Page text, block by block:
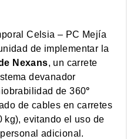
Celsia – PC Mejía
de implementar la
Nexans, un carrete
devanador
de 360°
de cables en carretes
kg), evitando el uso de
adicional.